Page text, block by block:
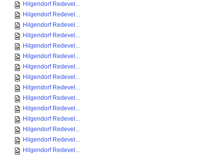
Hilgendorf Redevel...
Hilgendorf Redevel...
Hilgendorf Redevel...
Hilgendorf Redevel...
Hilgendorf Redevel...
Hilgendorf Redevel...
Hilgendorf Redevel...
Hilgendorf Redevel...
Hilgendorf Redevel...
Hilgendorf Redevel...
Hilgendorf Redevel...
Hilgendorf Redevel...
Hilgendorf Redevel...
Hilgendorf Redevel...
Hilgendorf Redevel...